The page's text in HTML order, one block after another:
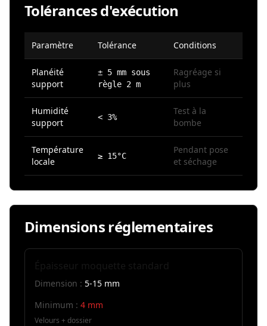
Tolérances d'exécution
Paramètre Tolérance Conditions
Planéité
support
± 5 mm sous
règle 2 m
Ragréage si
plus
Humidité
support
< 3%
Test à la
bombe
Température
locale
≥ 15°C
Pendant pose
et séchage
Dimensions réglementaires
Dimension : 5-15 mm
Minimum : 4 mm
Velours + dossier